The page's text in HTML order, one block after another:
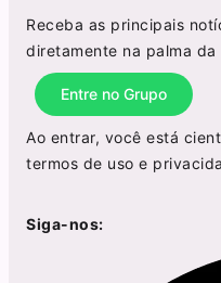
Receba as principais
diretamente na palma da
Entre no Grupo
Ao entrar, você está
termos de uso e
Siga-nos: